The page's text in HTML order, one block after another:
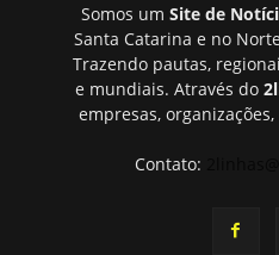
Somos um Site de
Santa Catarina e no
Trazendo pautas,
e mundiais. Através do
empresas,
Contato: